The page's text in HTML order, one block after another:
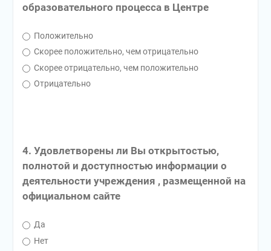
образовательного процесса в Центре
Положительно
Скорее положительно, чем отрицательно
Скорее отрицательно, чем положительно
Отрицательно
4. Удовлетворены ли Вы открытостью,
полнотой и доступностью информации о
деятельности учреждения , размещенной на
официальном сайте
Да
Нет